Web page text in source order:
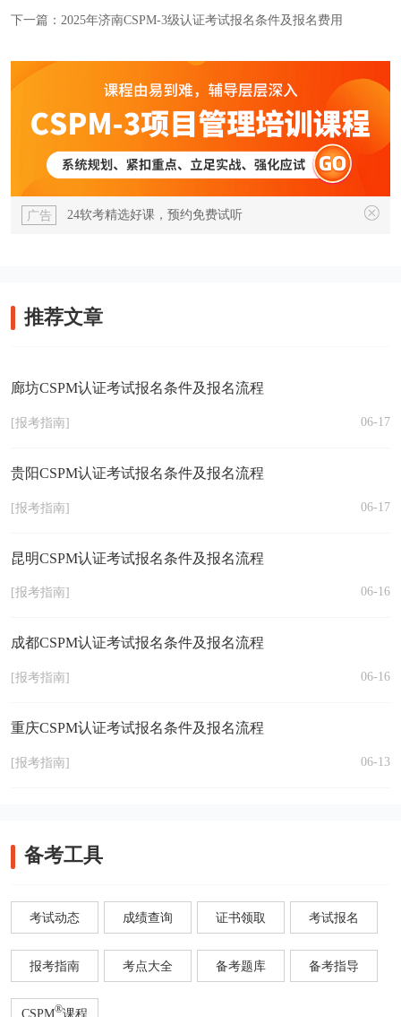
下一篇： 2025年济南CSPM-3级认证考试报名条件及报名费用
广告 24软考精选好课，预约免费试听
推荐文章
廊坊CSPM认证考试报名条件及报名流程
[报考指南] 06-17
贵阳CSPM认证考试报名条件及报名流程
[报考指南] 06-17
昆明CSPM认证考试报名条件及报名流程
[报考指南] 06-16
成都CSPM认证考试报名条件及报名流程
[报考指南] 06-16
重庆CSPM认证考试报名条件及报名流程
[报考指南] 06-13
备考工具
考试动态 成绩查询 证书领取 考试报名
报考指南 考点大全 备考题库 备考指导
CSPM®课程